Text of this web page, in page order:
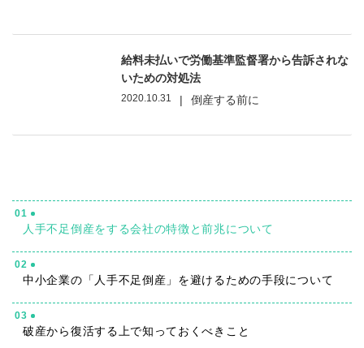
給料未払いで労働基準監督署から告訴されな
いための対処法
2020.10.31 | 倒産する前に
01
人手不足倒産をする会社の特徴と前兆について
02
中小企業の「人手不足倒産」を避けるための手段について
03
破産から復活する上で知っておくべきこと